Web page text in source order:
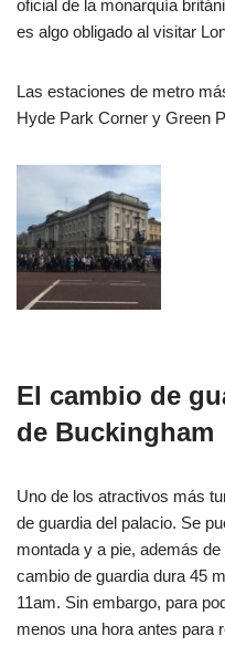
oficial de la monarquía
es algo obligado al visitar
Las estaciones de metro
Hyde Park Corner y Green
El cambio de
de Buckingham
Uno de los atractivos más
de guardia del palacio. Se
montada y a pie, además
cambio de guardia dura 45
11am. Sin embargo, para
menos una hora antes para